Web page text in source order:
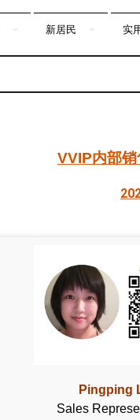
新居民 实
VVIP内部
Pingping
Sales